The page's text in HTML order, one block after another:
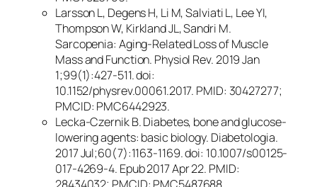
Larsson L, Degens H, Li M, Salviati L, Lee YI,
Thompson W, Kirkland JL, Sandri M.
Sarcopenia: Aging-Related Loss of Muscle
Mass and Function. Physiol Rev. 2019 Jan
1;99(1):427-511. doi:
10.1152/physrev.00061.2017. PMID: 30427277;
PMCID: PMC6442923.
Lecka-Czernik B. Diabetes, bone and glucose-
lowering agents: basic biology. Diabetologia.
2017 Jul;60(7):1163-1169. doi: 10.1007/s00125-
017-4269-4. Epub 2017 Apr 22. PMID: